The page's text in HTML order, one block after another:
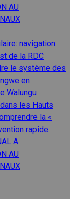
AU
navigation
de la RDC
le système des
en
Walungu
les Hauts
la «
rapide.
A
AU